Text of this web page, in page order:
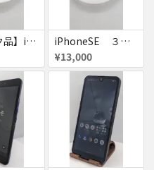
【ジャンク品】iPhoneSE ３台セット
iPhoneSE ３台セット
¥13,000